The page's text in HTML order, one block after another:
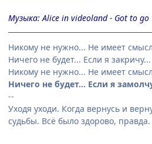
Музыка: Alice in videoland - Got to go
Никому не нужно... Не имеет
Ничего не будет... Если я закричу...
Никому не нужно... Не имеет
Ничего не будет... Если я
--
Уходя уходи. Когда вернусь и
судьбы. Всё было здорово, правда.